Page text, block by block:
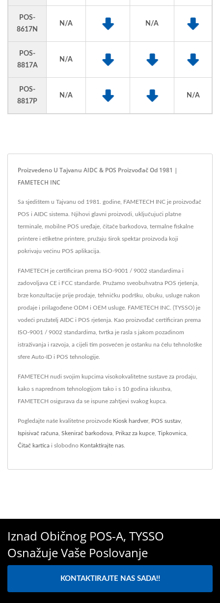
POS-
8617N
N/A N/A
POS-
8817A
N/A
POS-
8817P
N/A N/A
Proizvedeno U Tajvanu AIDC & POS Proizvođač Od 1981 |
FAMETECH INC
Sa sjedištem u Tajvanu od 1981. godine, FAMETECH INC je proizvođač
POS i AIDC sistema. Njihovi glavni proizvodi, uključujući platne
terminale, mobilne POS uređaje, čitače barkodova, termalne fiskalne
printere i etiketne printere, pružaju širok spektar proizvoda koji
pokrivaju većinu POS aplikacija.
FAMETECH je certificiran prema ISO-9001 / 9002 standardima i
zadovoljava CE i FCC standarde. Pružamo sveobuhvatna POS rješenja,
brze konzultacije prije prodaje, tehničku podršku, obuku, usluge nakon
prodaje i prilagođene ODM i OEM usluge. FAMETECH INC. (TYSSO) je
vodeći pružatelj AIDC i POS rješenja. Kao proizvođač certificiran prema
ISO-9001 / 9002 standardima, tvrtka je rasla s jakom pozadinom
istraživanja i razvoja, a cijeli tim posvećen je ostanku na čelu tehnološke
sfere Auto-ID i POS tehnologije.
FAMETECH nudi svojim kupcima visokokvalitetne sustave za prodaju,
kako s naprednom tehnologijom tako i s 10 godina iskustva,
FAMETECH osigurava da se ispune zahtjevi svakog kupca.
Pogledajte naše kvalitetne proizvode Kiosk hardver, POS sustav
Ispisivač računa Skenirač barkodova Prikaz za kupce Tipkovnica
Čitač kartica i slobodno Kontaktirajte nas
Iznad Običnog POS-A, TYSSO
Osnažuje Vaše Poslovanje
KONTAKTIRAJTE NAS SADA!!